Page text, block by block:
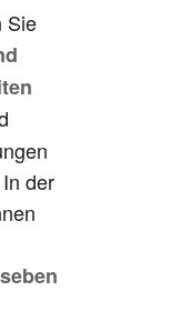
3)
Sie
der